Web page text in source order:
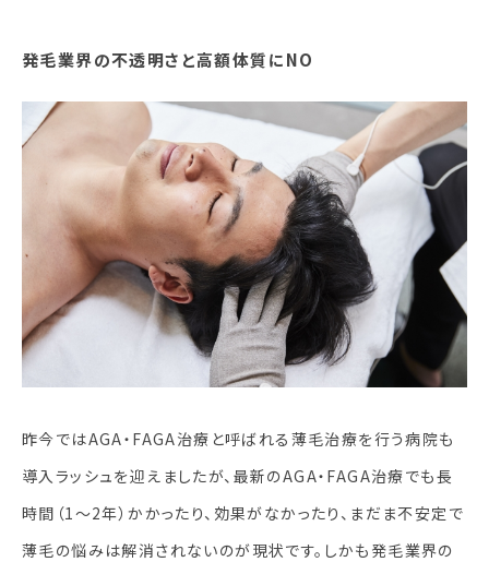
発毛業界の不透明さと高額体質にNO
昨今ではAGA・FAGA治療と呼ばれる薄毛治療を行う病院も
導入ラッシュを迎えましたが、最新のAGA・FAGA治療でも長
時間（1～2年）かかったり、効果がなかったり、まだま不安定で
薄毛の悩みは解消されないのが現状です。しかも発毛業界の